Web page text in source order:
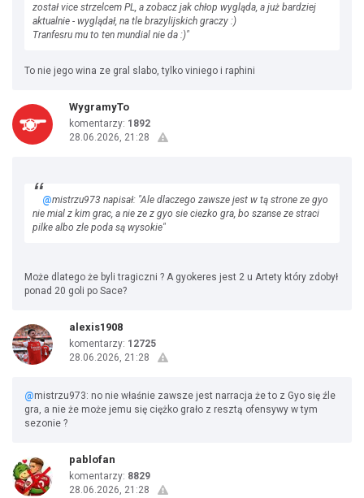
został vice strzelcem PL, a zobacz jak chłop wygląda, a już bardziej
aktualnie - wyglądał, na tle brazylijskich graczy :)
Tranfesru mu to ten mundial nie da :)"
To nie jego wina ze gral slabo, tylko viniego i raphini
WygramyTo
komentarzy: 1892
28.06.2026, 21:28
@mistrzu973 napisał: "Ale dlaczego zawsze jest w tą strone ze gyo
nie mial z kim grac, a nie ze z gyo sie ciezko gra, bo szanse ze straci
pilke albo zle poda są wysokie"
Może dlatego że byli tragiczni ? A gyokeres jest 2 u Artety który zdobył
ponad 20 goli po Sace?
alexis1908
komentarzy: 12725
28.06.2026, 21:28
@mistrzu973: no nie właśnie zawsze jest narracja że to z Gyo się źle
gra, a nie że może jemu się ciężko grało z resztą ofensywy w tym
sezonie ?
pablofan
komentarzy: 8829
28.06.2026, 21:28